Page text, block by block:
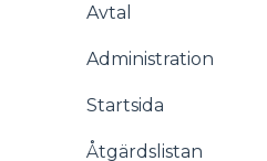
Avtal
Administration
Startsida
Åtgärdslistan